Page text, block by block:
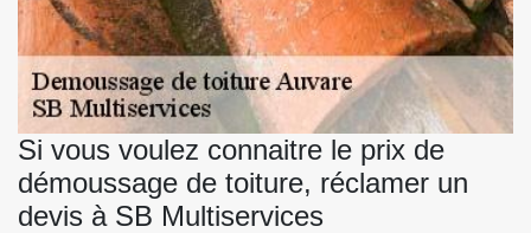
Si vous voulez connaitre le prix de
démoussage de toiture, réclamer un
devis à SB Multiservices